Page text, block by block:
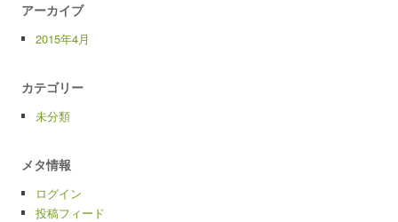
アーカイブ
2015年4月
カテゴリー
未分類
メタ情報
ログイン
投稿フィード